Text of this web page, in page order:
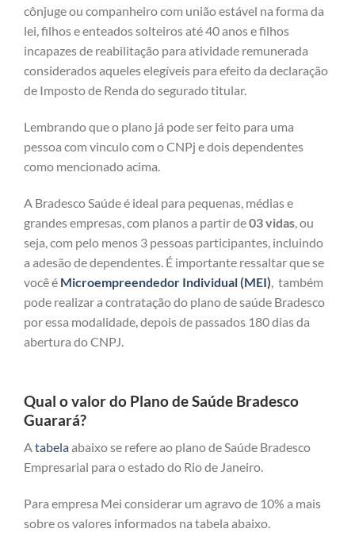
cônjuge ou companheiro com união estável na forma da
lei, filhos e enteados solteiros até 40 anos e filhos
incapazes de reabilitação para atividade remunerada
considerados aqueles elegíveis para efeito da declaração
de Imposto de Renda do segurado titular.
Lembrando que o plano já pode ser feito para uma
pessoa com vinculo com o CNPj e dois dependentes
como mencionado acima.
A Bradesco Saúde é ideal para pequenas, médias e
grandes empresas, com planos a partir de03 vidas, ou
seja, com pelo menos 3 pessoas participantes, incluindo
a adesão de dependentes. É importante ressaltar que se
você é Microempreendedor Individual (MEI), também
pode realizar a contratação do plano de saúde Bradesco
por essa modalidade, depois de passados 180 dias da
abertura do CNPJ.
Qual o valor do Plano de Saúde Bradesco
Guarará?
Atabelaabaixo se refere ao plano de Saúde Bradesco
Empresarial para o estado do Rio de Janeiro.
Para empresa Mei considerar um agravo de 10% a mais
sobre os valores informados na tabela abaixo.